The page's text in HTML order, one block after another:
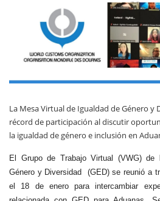
La Mesa Virtual de Igualdad de Género y
récord de participación al discutir
la igualdad de género e inclusión en
El Grupo de Trabajo Virtual (VWG)
Género y Diversidad (GED) se reunió a
el 18 de enero para intercambiar